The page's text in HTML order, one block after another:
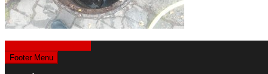
Footer Menu